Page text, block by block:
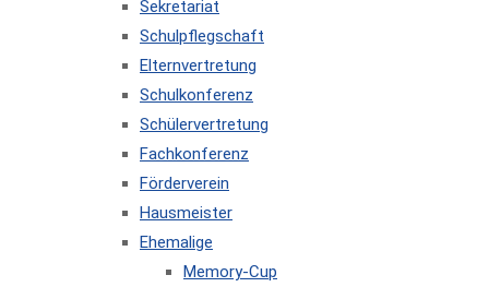
Sekretariat
Schulpflegschaft
Elternvertretung
Schulkonferenz
Schülervertretung
Fachkonferenz
Förderverein
Hausmeister
Ehemalige
Memory-Cup